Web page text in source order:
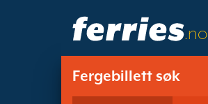
.no
Fergebillett søk